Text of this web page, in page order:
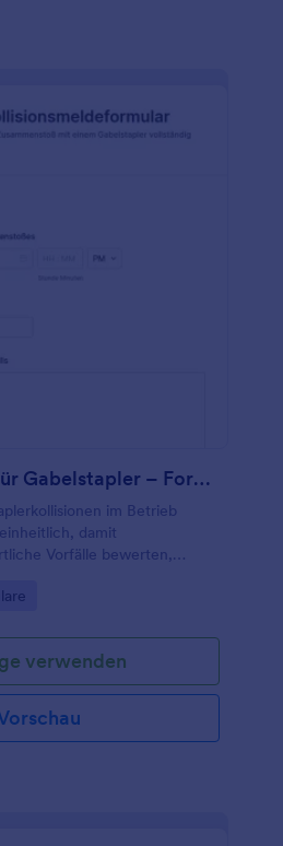
Unfallsbericht Für Gabelstapler – Formular
im Betrieb
damit
Vorfälle bewerten,
können.
verwenden